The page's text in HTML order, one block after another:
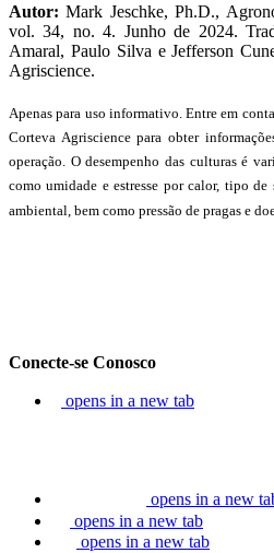
Autor:Mark Jeschke, Ph.D.,
vol. 34, no. 4. Junho de 2024.
Amaral, Paulo Silva e Jefferson
Agriscience.
Apenas para uso informativo. Entre em
Corteva Agriscience para obter
operação. O desempenho das culturas é
como umidade e estresse por calor, tipo de
ambiental, bem como pressão de pragas e
Conecte-se Conosco
opens in a new tab
opens in a new
opens in a new tab
opens in a new tab